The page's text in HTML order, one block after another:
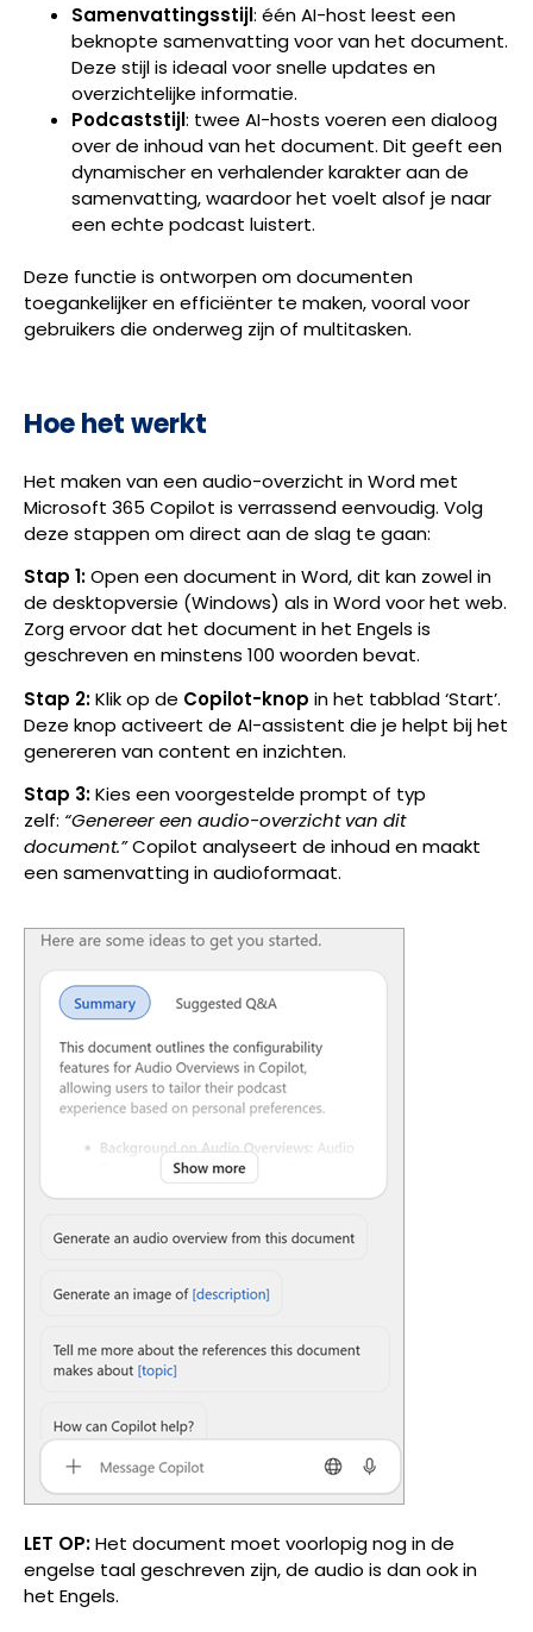
Samenvattingsstijl: één AI-host leest een
beknopte samenvatting voor van het document.
Deze stijl is ideaal voor snelle updates en
overzichtelijke informatie.
Podcaststijl: twee AI-hosts voeren een dialoog
over de inhoud van het document. Dit geeft een
dynamischer en verhalender karakter aan de
samenvatting, waardoor het voelt alsof je naar
een echte podcast luistert.
Deze functie is ontworpen om documenten
toegankelijker en efficiënter te maken, vooral voor
gebruikers die onderweg zijn of multitasken.
Hoe het werkt
Het maken van een audio-overzicht in Word met
Microsoft 365 Copilot is verrassend eenvoudig. Volg
deze stappen om direct aan de slag te gaan:
Stap 1:Open een document in Word, dit kan zowel in
de desktopversie (Windows) als in Word voor het web.
Zorg ervoor dat het document in het Engels is
geschreven en minstens 100 woorden bevat.
Stap 2:Klik op de Copilot-knop in het tabblad ‘Start’.
Deze knop activeert de AI-assistent die je helpt bij het
genereren van content en inzichten.
Stap 3:Kies een voorgestelde prompt of typ
zelf: “Genereer een audio-overzicht van dit
document.”Copilot analyseert de inhoud en maakt
een samenvatting in audioformaat.
LET OP:Het document moet voorlopig nog in de
engelse taal geschreven zijn, de audio is dan ook in
het Engels.